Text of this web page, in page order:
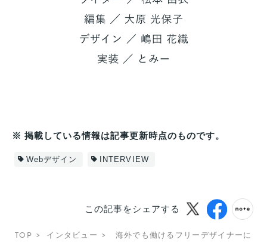
※ 掲載している情報は記事更新時点のものです。
Webデザイン INTERVIEW
この記事をシェアする
TOP インタビュー 海外でも働けるフリーデザイナーに